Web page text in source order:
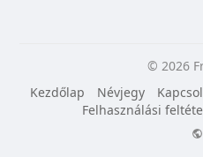
© 2026
Kezdőlap
Névjegy
Felhasználási